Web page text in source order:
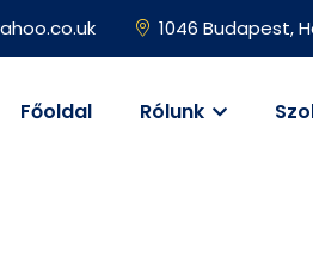
1046 Budapest,
Főoldal Rólunk